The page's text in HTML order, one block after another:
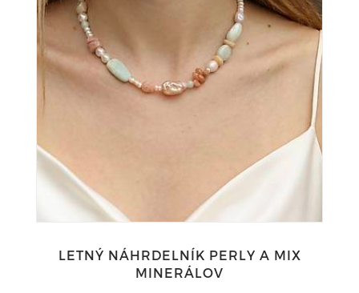
LETNÝ NÁHRDELNÍK PERLY A MIX
MINERÁLOV